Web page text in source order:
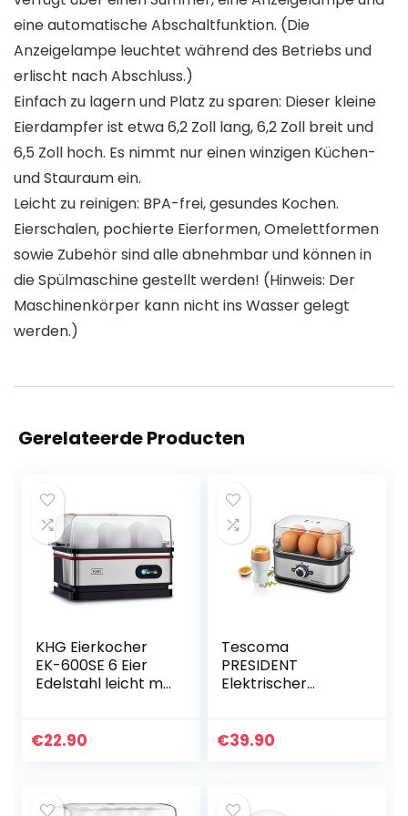
eine automatische Abschaltfunktion. (Die
Anzeigelampe leuchtet während des Betriebs und
erlischt nach Abschluss.)
Einfach zu lagern und Platz zu sparen: Dieser kleine
Eierdampfer ist etwa 6,2 Zoll lang, 6,2 Zoll breit und
6,5 Zoll hoch. Es nimmt nur einen winzigen Küchen-
und Stauraum ein.
Leicht zu reinigen: BPA-frei, gesundes Kochen.
Eierschalen, pochierte Eierformen, Omelettformen
sowie Zubehör sind alle abnehmbar und können in
die Spülmaschine gestellt werden! (Hinweis: Der
Maschinenkörper kann nicht ins Wasser gelegt
werden.)
Gerelateerde Producten
KHG Eierkocher
EK-600SE 6 Eier
Edelstahl leicht mit
Retro-Design
Messbecher 400
€22.90
Tescoma
PRESIDENT
Elektrischer
bis zu 6 Eier | 3
Bedienung und
€39.90